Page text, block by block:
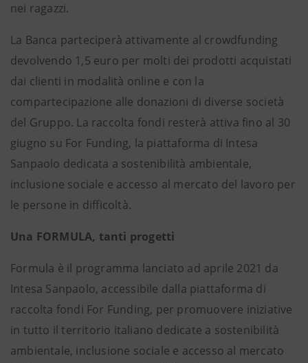
nei ragazzi.
La Banca parteciperà attivamente al crowdfunding
devolvendo 1,5 euro per molti dei prodotti acquistati
dai clienti in modalità online e con la
compartecipazione alle donazioni di diverse società
del Gruppo. La raccolta fondi resterà attiva fino al 30
giugno su For Funding, la piattaforma di Intesa
Sanpaolo dedicata a sostenibilità ambientale,
inclusione sociale e accesso al mercato del lavoro per
le persone in difficoltà.
Una FORMULA, tanti progetti
Formula è il programma lanciato ad aprile 2021 da
Intesa Sanpaolo, accessibile dalla piattaforma di
raccolta fondi For Funding, per promuovere iniziative
in tutto il territorio italiano dedicate a sostenibilità
ambientale, inclusione sociale e accesso al mercato